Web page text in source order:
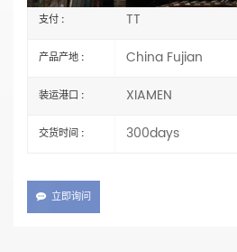
支付 : TT
产品产地 : China Fujian
装运港口 : XIAMEN
交货时间 : 300days
立即询问